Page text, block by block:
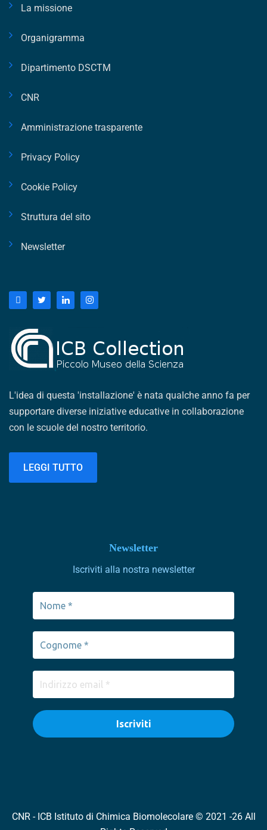
La missione
Organigramma
Dipartimento DSCTM
CNR
Amministrazione trasparente
Privacy Policy
Cookie Policy
Struttura del sito
Newsletter
L'idea di questa 'installazione' è nata qualche anno fa per
supportare diverse iniziative educative in collaborazione
con le scuole del nostro territorio.
LEGGI TUTTO
Newsletter
Iscriviti alla nostra newsletter
CNR - ICB Istituto di Chimica Biomolecolare © 2021 -26 All